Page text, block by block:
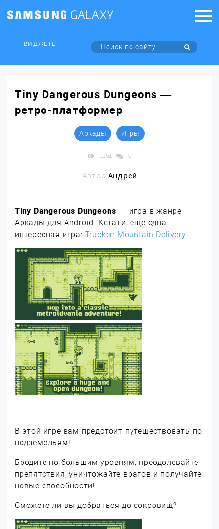
ВИДЖЕТЫ
Tiny Dangerous Dungeons —
ретро-платформер
Аркады Игры
1151 0
Автор:Андрей
Tiny Dangerous Dungeons — игра в жанре
Аркады для Android. Кстати, еще одна
интересная игра: Trucker: Mountain Delivery
В этой игре вам предстоит путешествовать по
подземельям!
Бродите по большим уровням, преодолевайте
препятствия, уничтожайте врагов и получайте
новые способности!
Сможете ли вы добраться до сокровищ?